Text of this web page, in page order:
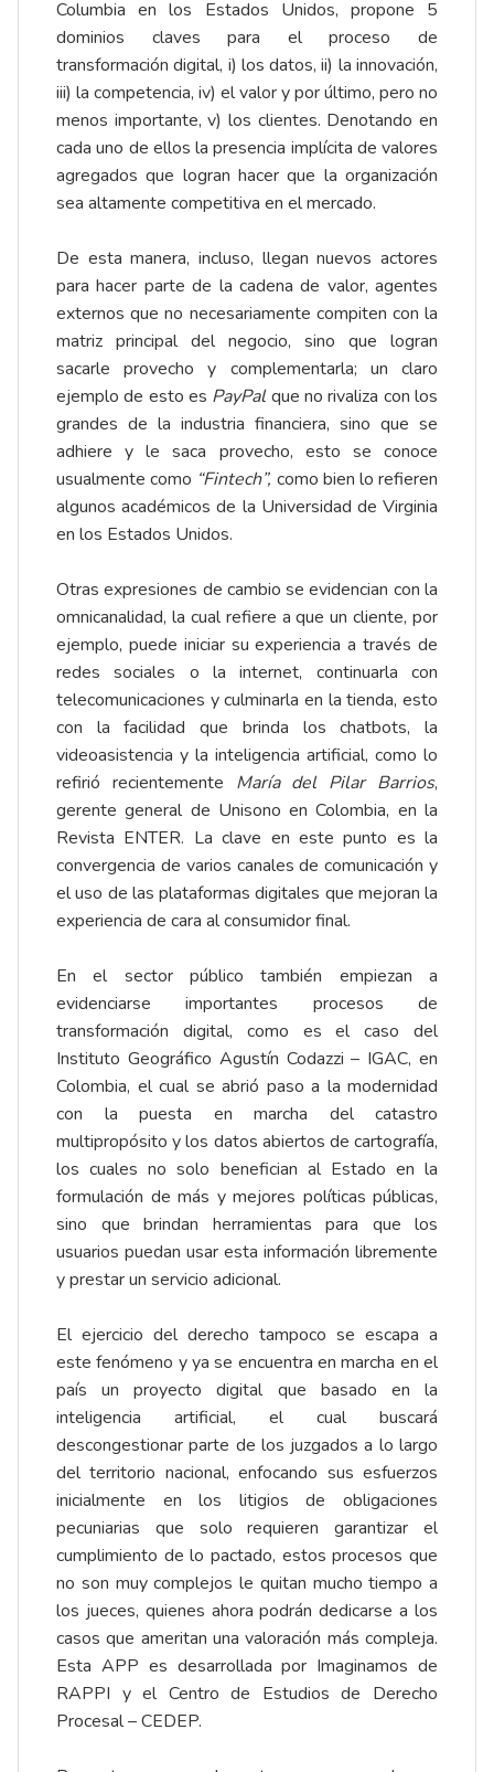
Columbia en los Estados Unidos, propone 5
dominios claves para el proceso de
transformación digital, i) los datos, ii) la innovación,
iii) la competencia, iv) el valor y por último, pero no
menos importante, v) los clientes. Denotando en
cada uno de ellos la presencia implícita de valores
agregados que logran hacer que la organización
sea altamente competitiva en el mercado.
De esta manera, incluso, llegan nuevos actores
para hacer parte de la cadena de valor, agentes
externos que no necesariamente compiten con la
matriz principal del negocio, sino que logran
sacarle provecho y complementarla; un claro
ejemplo de esto es PayPalque no rivaliza con los
grandes de la industria financiera, sino que se
adhiere y le saca provecho, esto se conoce
usualmente como “Fintech”, como bien lo refieren
algunos académicos de la Universidad de Virginia
en los Estados Unidos.
Otras expresiones de cambio se evidencian con la
omnicanalidad, la cual refiere a que un cliente, por
ejemplo, puede iniciar su experiencia a través de
redes sociales o la internet, continuarla con
telecomunicaciones y culminarla en la tienda, esto
con la facilidad que brinda los chatbots, la
videoasistencia y la inteligencia artificial, como lo
refirió recientemente María del Pilar Barrios,
gerente general de Unisono en Colombia, en la
Revista ENTER. La clave en este punto es la
convergencia de varios canales de comunicación y
el uso de las plataformas digitales que mejoran la
experiencia de cara al consumidor final.
En el sector público también empiezan a
evidenciarse importantes procesos de
transformación digital, como es el caso del
Instituto Geográfico Agustín Codazzi – IGAC, en
Colombia, el cual se abrió paso a la modernidad
con la puesta en marcha del catastro
multipropósito y los datos abiertos de cartografía,
los cuales no solo benefician al Estado en la
formulación de más y mejores políticas públicas,
sino que brindan herramientas para que los
usuarios puedan usar esta información libremente
y prestar un servicio adicional.
El ejercicio del derecho tampoco se escapa a
este fenómeno y ya se encuentra en marcha en el
país un proyecto digital que basado en la
inteligencia artificial, el cual buscará
descongestionar parte de los juzgados a lo largo
del territorio nacional, enfocando sus esfuerzos
inicialmente en los litigios de obligaciones
pecuniarias que solo requieren garantizar el
cumplimiento de lo pactado, estos procesos que
no son muy complejos le quitan mucho tiempo a
los jueces, quienes ahora podrán dedicarse a los
casos que ameritan una valoración más compleja.
Esta APP es desarrollada por Imaginamos de
RAPPI y el Centro de Estudios de Derecho
Procesal – CEDEP.